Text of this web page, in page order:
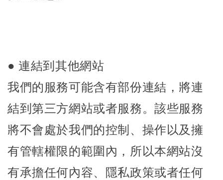
●連結到其他網站
我們的服務可能含有部份連結，將連
結到第三方網站或者服務。該些服務
將不會處於我們的控制、操作以及擁
有管轄權限的範圍內，所以本網站沒
有承擔任何內容、隱私政策或者任何